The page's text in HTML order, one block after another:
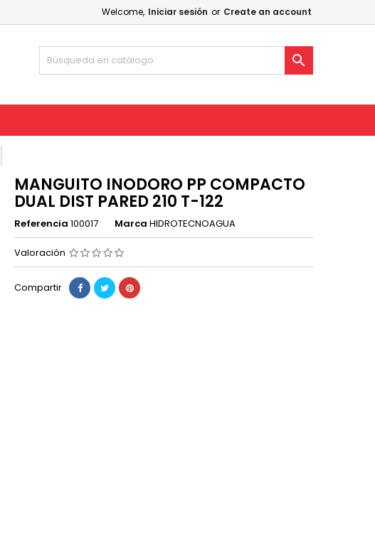
Welcome, Iniciar sesión or Create an account

MANGUITO INODORO PP COMPACTO
DUAL DIST PARED 210 T-122
Referencia 100017 Marca HIDROTECNOAGUA
Valoración
Compartir